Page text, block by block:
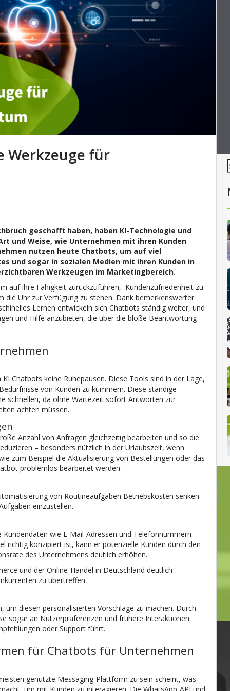
Werkzeuge für
geschafft haben, haben KI-Technologie und
und Weise, wie Unternehmen mit ihren Kunden
nutzen heute Chatbots, um auf viel
und sogar in sozialen Medien mit ihren Kunden in
Werkzeugen im Marketingbereich.
auf ihre Fähigkeit zurückzuführen, Kundenzufriedenheit zu
die Uhr zur Verfügung zu stehen. Dank bemerkenswerter
Lernen entwickeln sich Chatbots ständig weiter, und
und Hilfe anzubieten, die über die bloße Beantwortung
Chatbots keine Ruhepausen. Diese Tools sind in der Lage,
von Kunden zu kümmern. Diese ständige
schnellen, da ohne Wartezeit sofort Antworten zur
achten müssen.
Anzahl von Anfragen gleichzeitig bearbeiten und so die
– besonders nützlich in der Urlaubszeit, wenn
zum Beispiel die Aktualisierung von Bestellungen oder das
problemlos bearbeitet werden.
von Routineaufgaben Betriebskosten senken
einzustellen.
wie E-Mail-Adressen und Telefonnummern
richtig konzipiert ist, kann er potenzielle Kunden durch den
des Unternehmens deutlich erhöhen.
und der Online-Handel in Deutschland deutlich
zu übertreffen.
diesen personalisierten Vorschläge zu machen. Durch
sogar an Nutzerpräferenzen und frühere Interaktionen
oder Support führt.
für Chatbots für Unternehmen
genutzte Messaging-Plattform zu sein scheint, was
um mit Kunden zu interagieren. Die WhatsApp-API und